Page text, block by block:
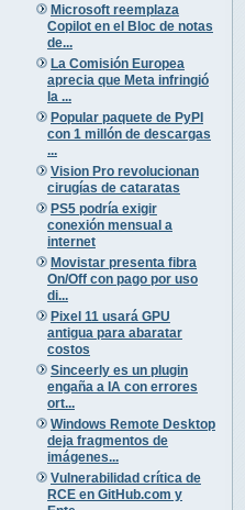
Microsoft reemplaza
Copilot en el Bloc de notas
de...
La Comisión Europea
aprecia que Meta infringió
la ...
Popular paquete de PyPI
con 1 millón de descargas
...
Vision Pro revolucionan
cirugías de cataratas
PS5 podría exigir
conexión mensual a
internet
Movistar presenta fibra
On/Off con pago por uso
di...
Pixel 11 usará GPU
antigua para abaratar
costos
Sinceerly es un plugin
engaña a IA con errores
ort...
Windows Remote Desktop
deja fragmentos de
imágenes...
Vulnerabilidad crítica de
RCE en GitHub.com y